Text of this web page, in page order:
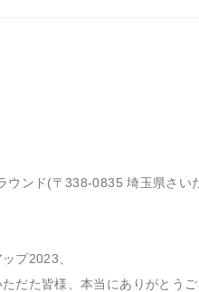
ウンド(〒338-0835 埼玉県さい
プ2023、
だた皆様、本当にありがとうご